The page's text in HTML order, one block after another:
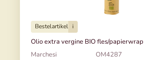
Bestelartikel i
Olio extra vergine BIO fles/
Marchesi
OM4287